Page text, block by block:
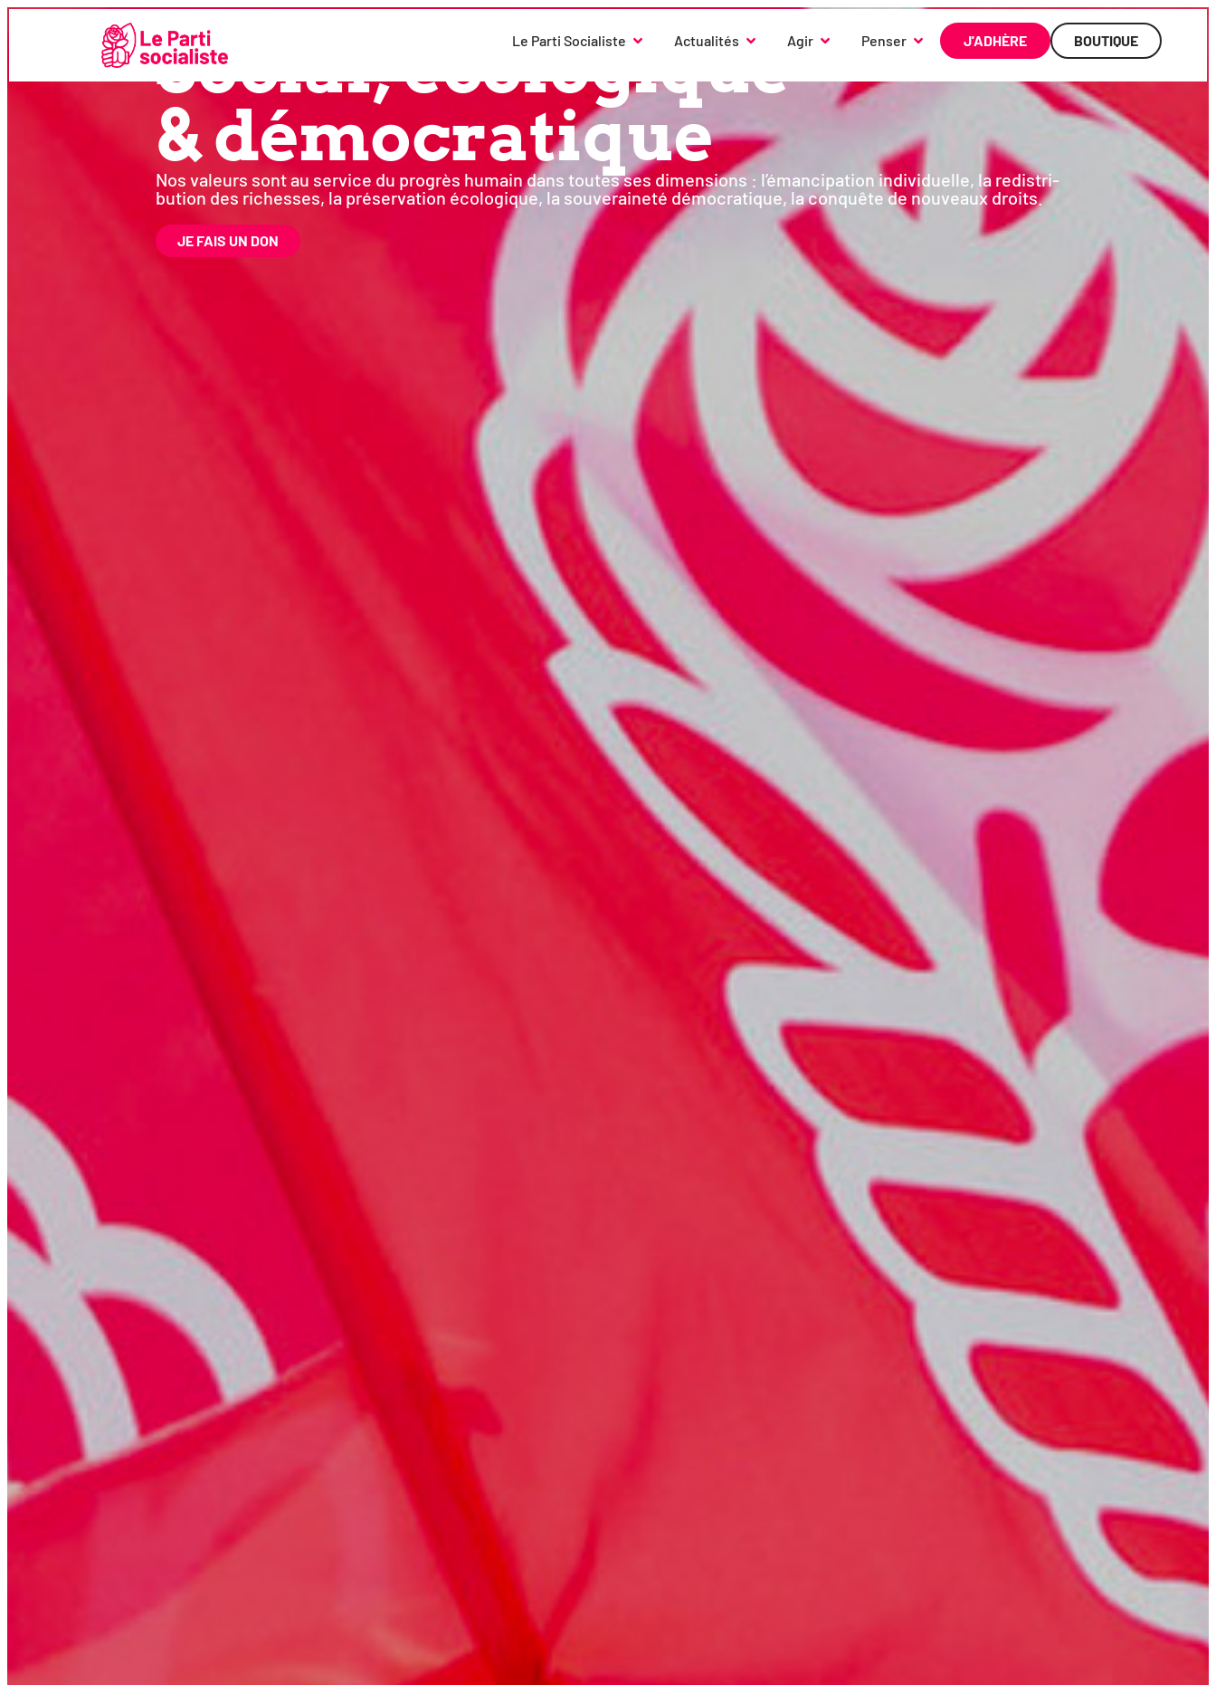
Le Parti Socialiste Actualités Agir Penser J'ADHÈRE BOUTIQUE
Social, éco­lo­gique
& démocratique
Nos valeurs sont au ser­vice du pro­grès humain dans toutes ses dimen­sions : l’émancipation indi­vi­duelle, la redis­tri­
bu­tion des richesses, la pré­ser­va­tion éco­lo­gique, la sou­ve­rai­ne­té démo­cra­tique, la conquête de nou­veaux droits.
JE FAIS UN DON